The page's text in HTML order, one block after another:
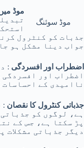
موڈ سوئنگ
موڈ میں
جذبات کو کنٹرول
جواب دینا مشکل ہو
اضطراب اور افسردگی :
اضطراب اور افسردگی
ناامیدی کے احساسات
جذباتی کنٹرول کا نقصان :
ہے، لوگوں کو
پڑ سکتا ہے، جس کے
دیگر جذباتی مشکلات